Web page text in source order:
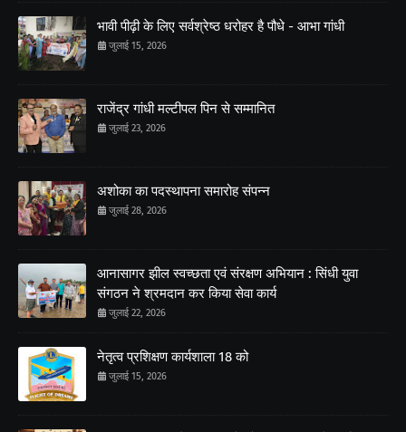
भावी पीढ़ी के लिए सर्वश्रेष्ठ धरोहर है पौधे - आभा गांधी
जुलाई 15, 2026
राजेंद्र गांधी मल्टीपल पिन से सम्मानित
जुलाई 23, 2026
अशोका का पदस्थापना समारोह संपन्न
जुलाई 28, 2026
आनासागर झील स्वच्छता एवं संरक्षण अभियान : सिंधी युवा
संगठन ने श्रमदान कर किया सेवा कार्य
जुलाई 22, 2026
नेतृत्व प्रशिक्षण कार्यशाला 18 को
जुलाई 15, 2026